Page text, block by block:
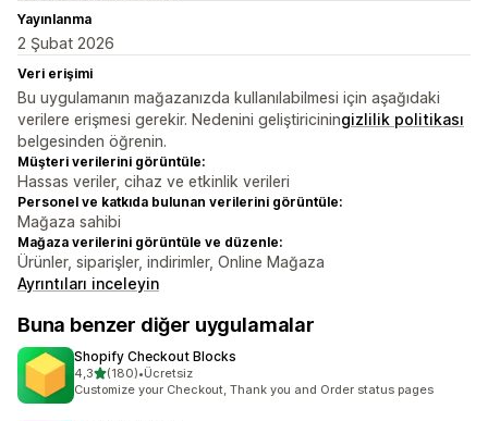
Yayınlanma
2 Şubat 2026
Veri erişimi
Bu uygulamanın mağazanızda kullanılabilmesi için aşağıdaki
verilere erişmesi gerekir. Nedenini geliştiriciningizlilik politikası
belgesinden öğrenin.
Müşteri verilerini görüntüle:
Hassas veriler, cihaz ve etkinlik verileri
Personel ve katkıda bulunan verilerini görüntüle:
Mağaza sahibi
Mağaza verilerini görüntüle ve düzenle:
Ürünler, siparişler, indirimler, Online Mağaza
Ayrıntıları inceleyin
Buna benzer diğer uygulamalar
Shopify Checkout Blocks
4,35 yıldız üzerinden
(180)
toplam 180 değerlendirme
•Ücretsiz
Customize your Checkout, Thank you and Order status pages